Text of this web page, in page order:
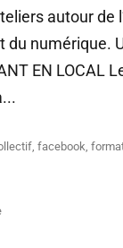
autour de
du numérique.
EN LOCAL
, facebook,